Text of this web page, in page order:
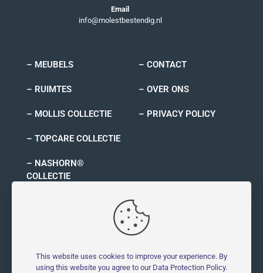
Email
info@molestbestendig.nl
– MEUBELS
– RUIMTES
– MOLLIS COLLECTIE
– TOPCARE COLLECTIE
– NASHORN®
COLLECTIE
– CONTACT
– OVER ONS
– PRIVACY POLICY
This website uses cookies to improve your experience. By
using this website you agree to our Data Protection Policy.